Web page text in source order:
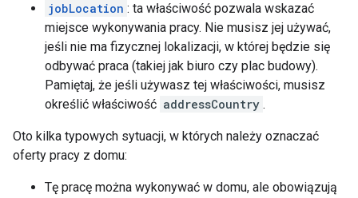
jobLocation : ta właściwość pozwala wskazać
miejsce wykonywania pracy. Nie musisz jej używać,
jeśli nie ma fizycznej lokalizacji, w której będzie się
odbywać praca (takiej jak biuro czy plac budowy).
Pamiętaj, że jeśli używasz tej właściwości, musisz
określić właściwość addressCountry .
Oto kilka typowych sytuacji, w których należy oznaczać
oferty pracy z domu:
Tę pracę można wykonywać w domu, ale obowiązują